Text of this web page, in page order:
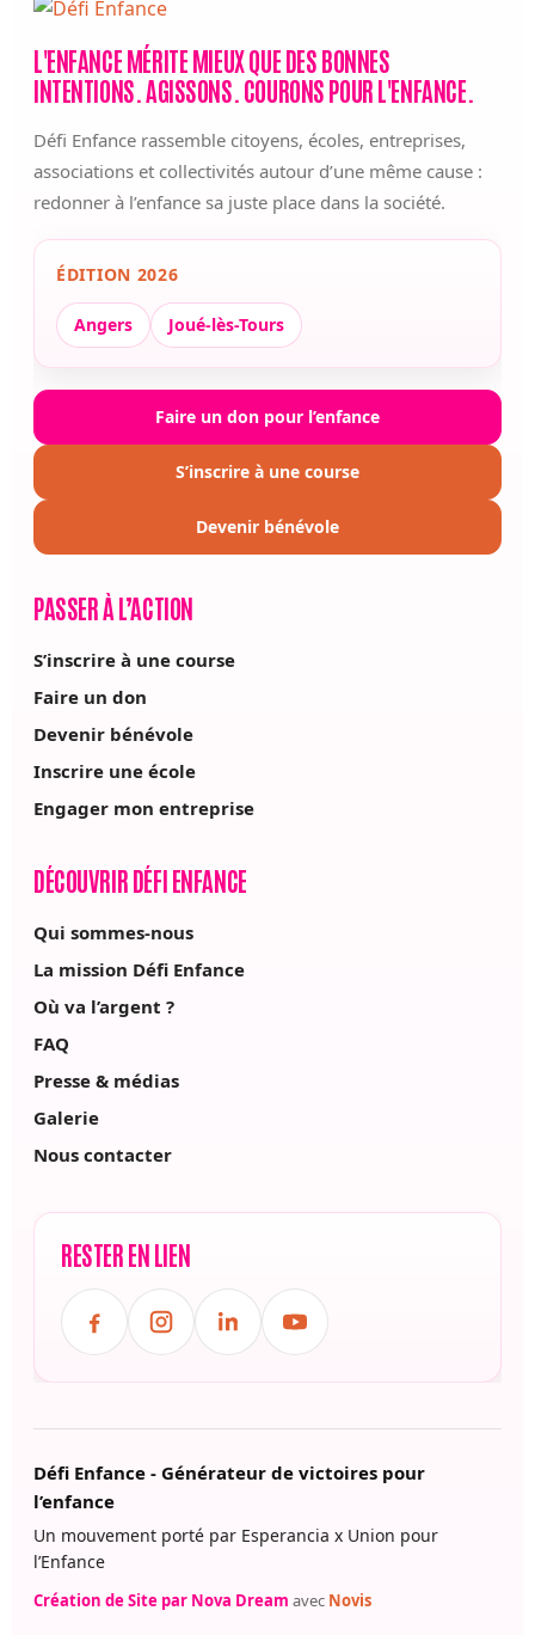
L'ENFANCE MÉRITE MIEUX QUE DES BONNES
INTENTIONS. AGISSONS. COURONS POUR L'ENFANCE.
Défi Enfance rassemble citoyens, écoles, entreprises,
associations et collectivités autour d’une même cause :
redonner à l’enfance sa juste place dans la société.
ÉDITION 2026
Angers Joué-lès-Tours
Faire un don pour l’enfance
S’inscrire à une course
Devenir bénévole
PASSER À L’ACTION
S’inscrire à une course
Faire un don
Devenir bénévole
Inscrire une école
Engager mon entreprise
DÉCOUVRIR DÉFI ENFANCE
Qui sommes-nous
La mission Défi Enfance
Où va l’argent ?
FAQ
Presse & médias
Galerie
Nous contacter
RESTER EN LIEN
Défi Enfance - Générateur de victoires pour
l’enfance
Un mouvement porté par Esperancia x Union pour
l’Enfance
Création de Site par Nova Dream avec Novis